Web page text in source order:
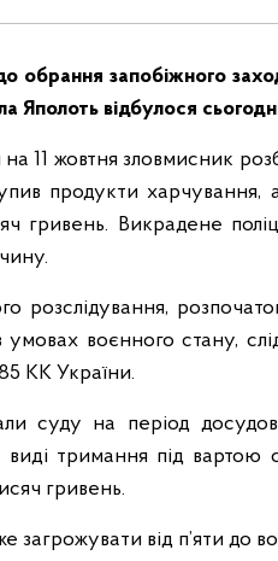
обрання запобіжного
Яполоть відбулося
11 жовтня зловмисник
продукти харчування,
гривень. Викрадене
розслідування,
воєнного стану,
КК України.
суду на період
виді тримання під
гривень.
від п’яти до